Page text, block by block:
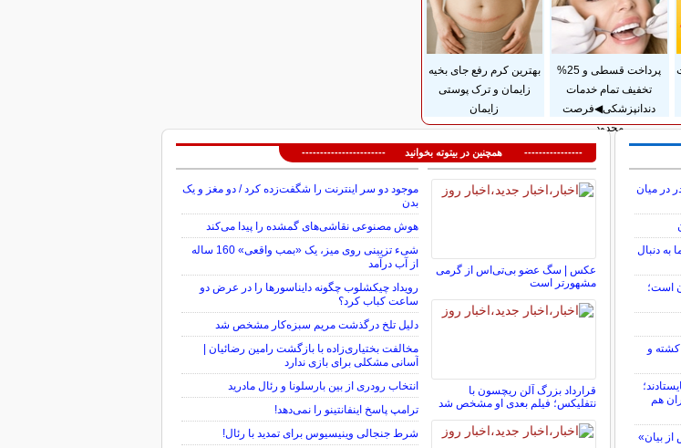
پرداخت قسطی و 25%
تخفیف تمام خدمات
دندانپزشکی◀فرصت
محدود
بهترین کرم رفع جای بخیه
زایمان و ترک پوستی
زایمان
در میان
به دنبال
است؛
کشته و
هم
بیان»
---------------- همچنین در بیتوته بخوانید -----------------------
عکس | سگ عضو بی‌تی‌اس از گرمی
مشهورتر است
قرارداد بزرگ آلن ریچسون با
نتفلیکس؛ فیلم بعدی او مشخص شد
موجود دو سر اینترنت را شگفت‌زده کرد / دو مغز و یک
بدن
هوش مصنوعی نقاشی‌های گمشده را پیدا می‌کند
شیء تزیینی روی میز، یک «بمب واقعی» 160 ساله
از آب درآمد
رویداد چیکشلوب چگونه دایناسورها را در عرض دو
ساعت کباب کرد؟
دلیل تلخ درگذشت مریم سبزه‌کار مشخص شد
مخالفت بختیاری‌زاده با بازگشت رامین رضائیان |
آسانی مشکلی برای بازی ندارد
انتخاب رودری از بین بارسلونا و رئال مادرید
ترامپ پاسخ اینفانتینو را نمی‌دهد!
شرط جنجالی وینیسیوس برای تمدید با رئال!